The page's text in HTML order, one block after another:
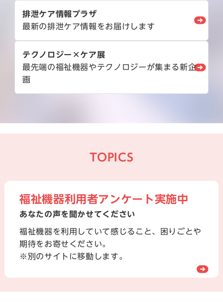
排泄ケア情報プラザ
最新の排泄ケア情報をお届けします
テクノロジー×ケア展
最先端の福祉機器やテクノロジーが集まる新企
画
TOPICS
福祉機器利用者アンケート実施中
あなたの声を聞かせてください
福祉機器を利用していて感じること、困りごとや
期待をお寄せください。
※別のサイトに移動します。